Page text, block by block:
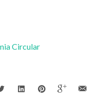
Circular